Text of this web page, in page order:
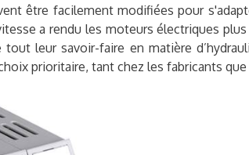
être facilement modifiées pour
a rendu les moteurs électriques
leur savoir-faire en matière
prioritaire, tant chez les fabricants